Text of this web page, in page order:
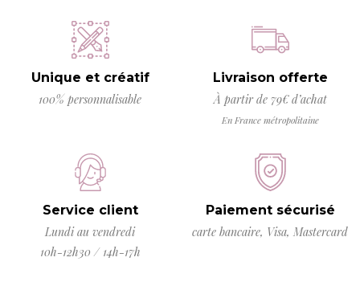
Unique et créatif
100% personnalisable
Livraison offerte
À partir de 79€ d’achat
En France métropolitaine
Service client
Lundi au vendredi
10h-12h30 / 14h-17h
Paiement sécurisé
carte bancaire, Visa, Mastercard